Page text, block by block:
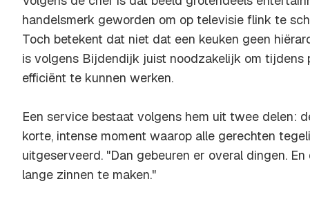
handelsmerk geworden om op televisie flink te
Toch betekent dat niet dat een keuken geen
is volgens Bijdendijk juist noodzakelijk om tijdens
efficiënt te kunnen werken.
Een service bestaat volgens hem uit twee delen:
korte, intense moment waarop alle gerechten
uitgeserveerd. "Dan gebeuren er overal dingen.
lange zinnen te maken."